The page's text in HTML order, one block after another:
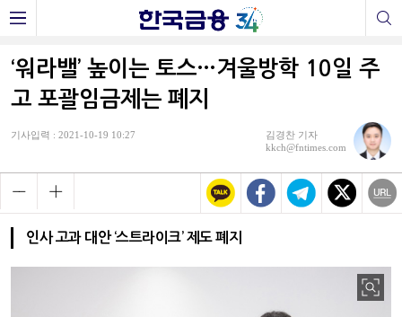
‘워라밸’ 높이는 토스…겨울방학 10일 주
고 포괄임금제는 폐지
기사입력 : 2021-10-19 10:27
김경찬 기자
kkch@fntimes.com
인사 고과 대안 ‘스트라이크’ 제도 폐지